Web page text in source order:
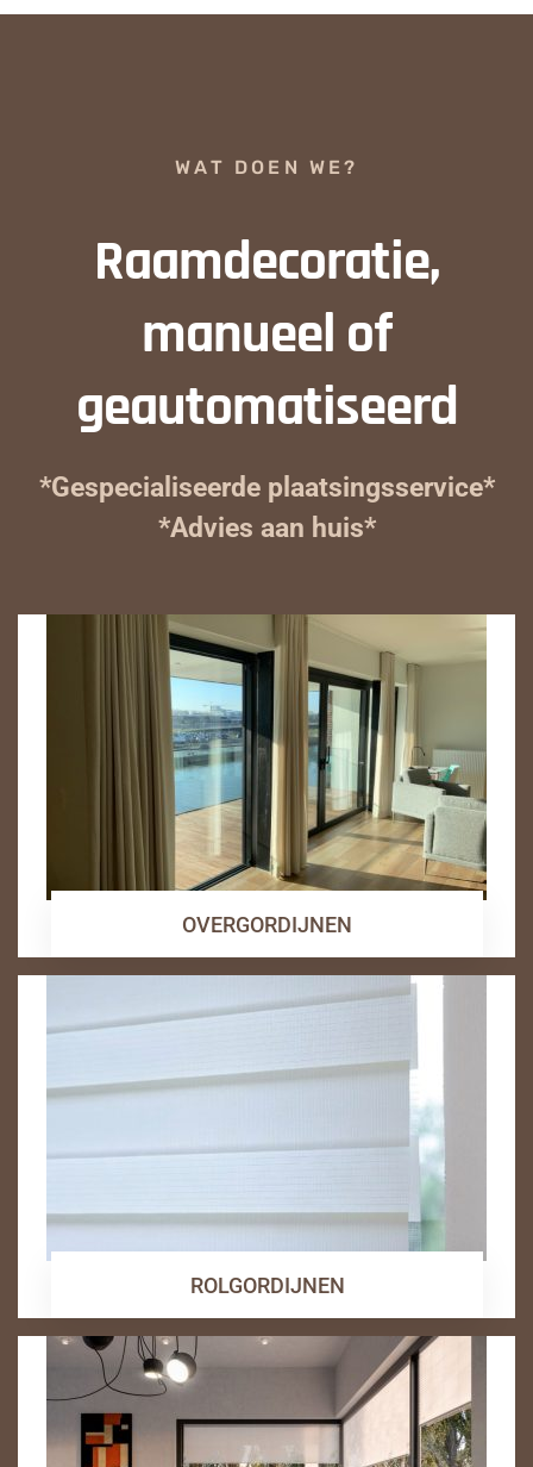
WAT DOEN WE?
Raamdecoratie,
manueel of
geautomatiseerd
*Gespecialiseerde plaatsingsservice*
*Advies aan huis*
OVERGORDIJNEN
ROLGORDIJNEN